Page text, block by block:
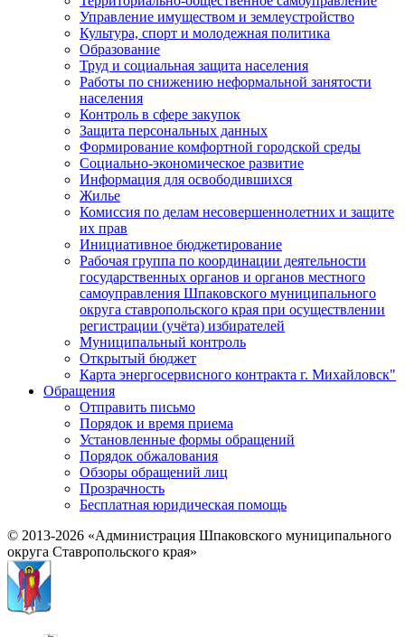
Управление имуществом и землеустройство
Культура, спорт и молодежная политика
Образование
Труд и социальная защита населения
Работы по снижению неформальной занятости
населения
Контроль в сфере закупок
Защита персональных данных
Формирование комфортной городской среды
Социально-экономическое развитие
Информация для освободившихся
Жилье
Комиссия по делам несовершеннолетних и защите
их прав
Инициативное бюджетирование
Рабочая группа по координации деятельности
государственных органов и органов местного
самоуправления Шпаковского муниципального
округа ставропольского края при осуществлении
регистрации (учёта) избирателей
Муниципальный контроль
Открытый бюджет
Карта энергосервисного контракта г. Михайловск"
Обращения
Отправить письмо
Порядок и время приема
Установленные формы обращений
Порядок обжалования
Обзоры обращений лиц
Прозрачность
Бесплатная юридическая помощь
© 2013-2026 «Администрация Шпаковского муниципального
округа Ставропольского края»